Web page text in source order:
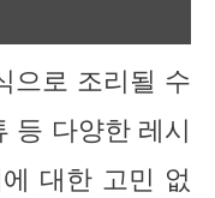
으로 조리될 수
등 다양한 레시
대한 고민 없